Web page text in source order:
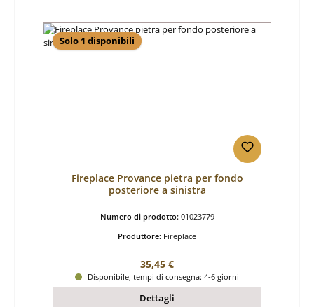
Solo 1 disponibili
Fireplace Provance pietra per fondo
posteriore a sinistra
Numero di prodotto: 01023779
Produttore: Fireplace
Prezzo normale:
35,45 €
Disponibile, tempi di consegna: 4-6 giorni
Dettagli